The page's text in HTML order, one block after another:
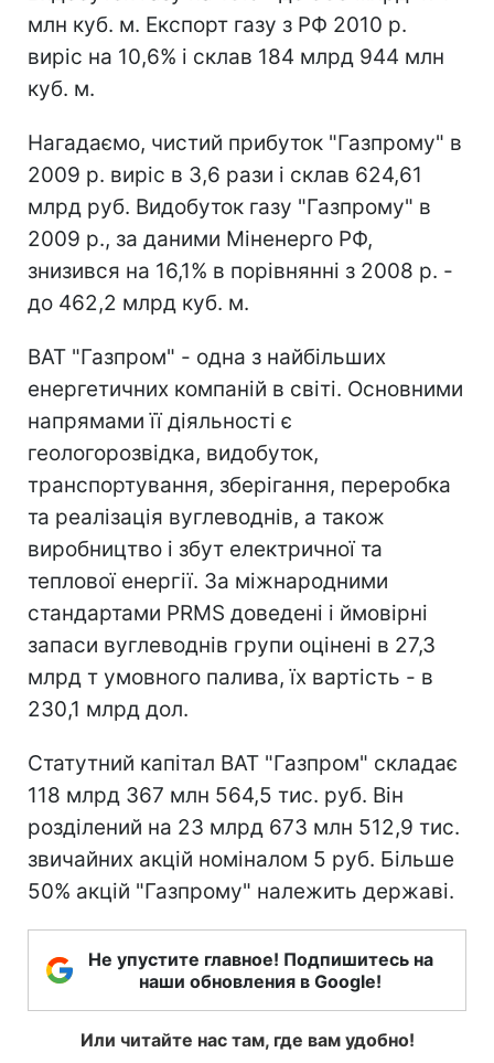
млн куб. м. Експорт газу з РФ 2010 р.
виріс на 10,6% і склав 184 млрд 944 млн
куб. м.
Нагадаємо, чистий прибуток "Газпрому" в
2009 р. виріс в 3,6 рази і склав 624,61
млрд руб. Видобуток газу "Газпрому" в
2009 р., за даними Міненерго РФ,
знизився на 16,1% в порівнянні з 2008 р. -
до 462,2 млрд куб. м.
ВАТ "Газпром" - одна з найбільших
енергетичних компаній в світі. Основними
напрямами її діяльності є
геологорозвідка, видобуток,
транспортування, зберігання, переробка
та реалізація вуглеводнів, а також
виробництво і збут електричної та
теплової енергії. За міжнародними
стандартами PRMS доведені і ймовірні
запаси вуглеводнів групи оцінені в 27,3
млрд т умовного палива, їх вартість - в
230,1 млрд дол.
Статутний капітал ВАТ "Газпром" складає
118 млрд 367 млн 564,5 тис. руб. Він
розділений на 23 млрд 673 млн 512,9 тис.
звичайних акцій номіналом 5 руб. Більше
50% акцій "Газпрому" належить державі.
Не упустите главное! Подпишитесь на
наши обновления в Google!
Или читайте нас там, где вам удобно!